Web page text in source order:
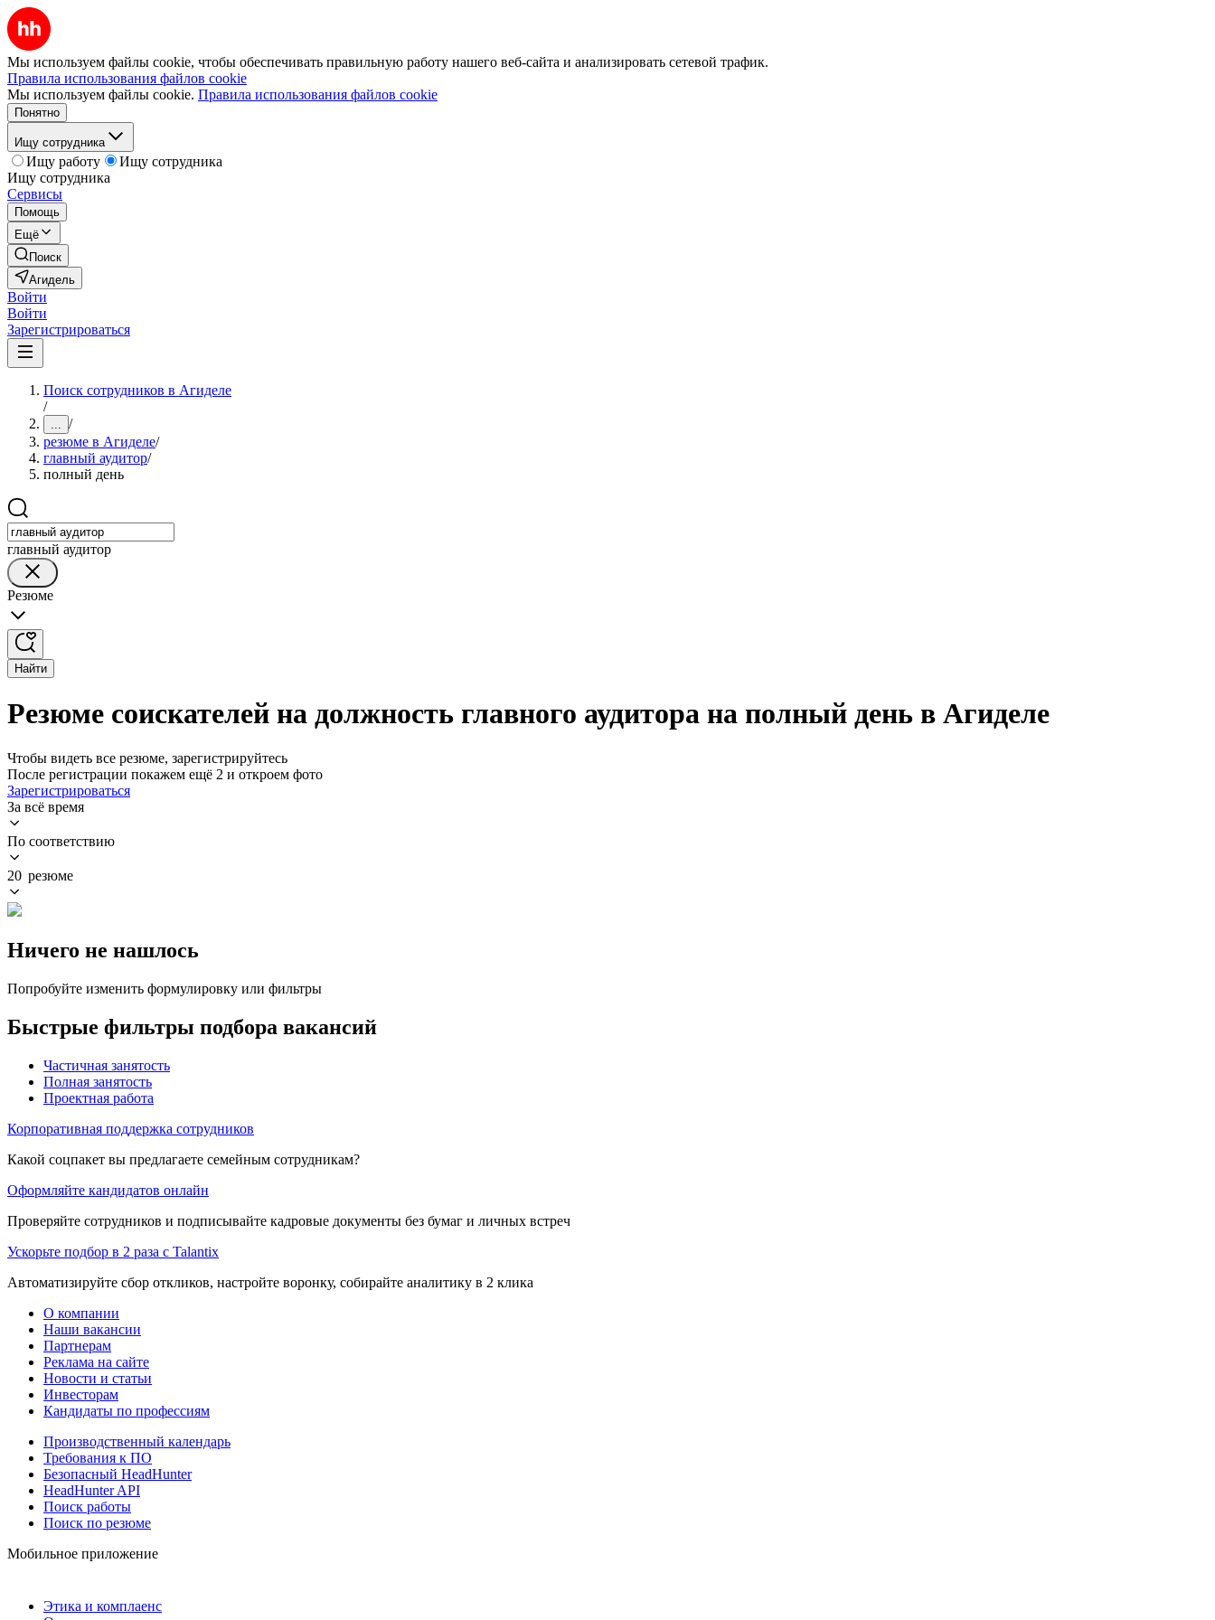
Мы используем файлы cookie, чтобы обеспечивать правильную работу нашего веб-сайта и анализировать сетевой трафик.
Правила использования файлов cookie
Мы используем файлы cookie. Правила использования файлов cookie
Понятно
Ищу сотрудника
Ищу работу
Ищу сотрудника
Ищу сотрудника
Сервисы
Помощь
Ещё
Поиск
Агидель
Войти
Войти
Зарегистрироваться
Поиск сотрудников в Агиделе
/
... /
резюме в Агиделе/
главный аудитор/
полный день
главный аудитор
Резюме
Найти
Резюме соискателей на должность главного аудитора на полный день в Агиделе
Чтобы видеть все резюме, зарегистрируйтесь
После регистрации покажем ещё 2 и откроем фото
Зарегистрироваться
За всё время
По соответствию
20 резюме
Ничего не нашлось
Попробуйте изменить формулировку или фильтры
Быстрые фильтры подбора вакансий
Частичная занятость
Полная занятость
Проектная работа
Корпоративная поддержка сотрудников
Какой соцпакет вы предлагаете семейным сотрудникам?
Оформляйте кандидатов онлайн
Проверяйте сотрудников и подписывайте кадровые документы без бумаг и личных встреч
Ускорьте подбор в 2 раза с Talantix
Автоматизируйте сбор откликов, настройте воронку, собирайте аналитику в 2 клика
О компании
Наши вакансии
Партнерам
Реклама на сайте
Новости и статьи
Инвесторам
Кандидаты по профессиям
Производственный календарь
Требования к ПО
Безопасный HeadHunter
HeadHunter API
Поиск работы
Поиск по резюме
Мобильное приложение
Этика и комплаенс